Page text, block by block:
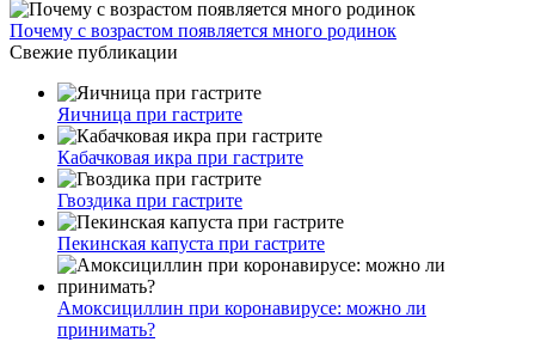
Почему с возрастом появляется много родинок
Свежие публикации
Яичница при гастрите
Кабачковая икра при гастрите
Гвоздика при гастрите
Пекинская капуста при гастрите
Амоксициллин при коронавирусе: можно ли
принимать?